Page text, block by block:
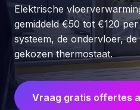
Elektrische
gemiddeld €50 tot €120
systeem, de ondervloer,
gekozen thermostaat.
Vraag gratis offertes